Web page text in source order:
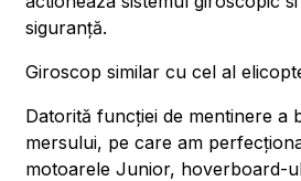
siguranță.
Giroscop similar cu cel al
Datorită funcției de mentinere a
mersului, pe care am
motoarele Junior, hoverboard-